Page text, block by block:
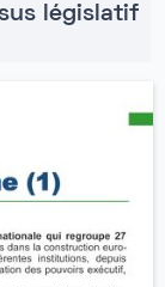
législatif